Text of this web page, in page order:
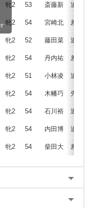
牝2 53 斎藤新 追
牝2 54 宮崎北 差
牝2 52 藤田菜 逃
牝2 54 丹内祐 差
牝2 51 小林凌 追
牝2 54 木幡巧 先
牝2 54 石川裕 逃
牝2 54 内田博 追
牝2 54 柴田大 差